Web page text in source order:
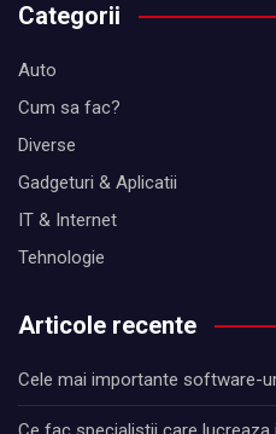
Categorii
Auto
Cum sa fac?
Diverse
Gadgeturi & Aplicatii
IT & Internet
Tehnologie
Articole recente
Cele mai importante software-